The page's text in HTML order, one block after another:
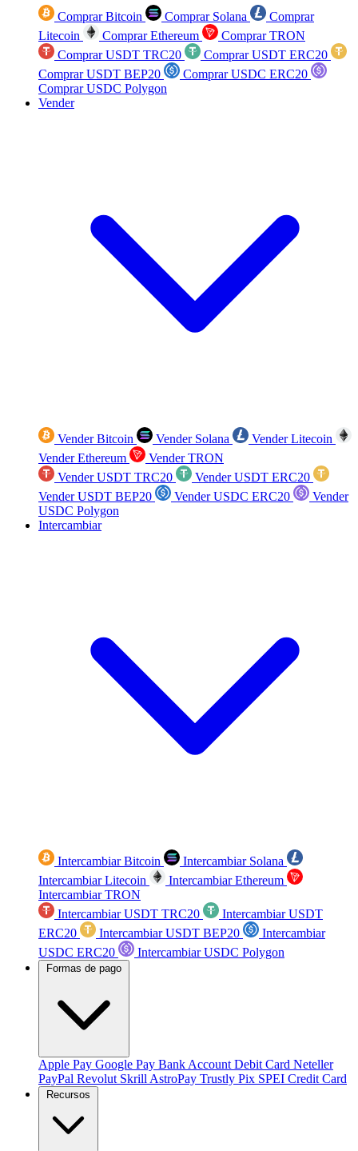
Comprar Bitcoin Comprar Solana
Comprar
Litecoin
Comprar Ethereum
Comprar TRON
Comprar USDT TRC20
Comprar USDT ERC20
Comprar USDT BEP20
Comprar USDC ERC20
Comprar USDC Polygon
Vender
Vender Bitcoin Vender Solana
Vender Litecoin
Vender Ethereum
Vender TRON
Vender USDT TRC20
Vender USDT ERC20
Vender USDT BEP20
Vender USDC ERC20
Vender
USDC Polygon
Intercambiar
Intercambiar Bitcoin
Intercambiar Solana
Intercambiar Litecoin
Intercambiar Ethereum
Intercambiar TRON
Intercambiar USDT TRC20
Intercambiar USDT
ERC20
Intercambiar USDT BEP20
Intercambiar
USDC ERC20
Intercambiar USDC Polygon
Formas de pago
Apple Pay Google Pay Bank Account Debit Card Neteller
PayPal Revolut Skrill AstroPay Trustly Pix SPEI Credit Card
Recursos